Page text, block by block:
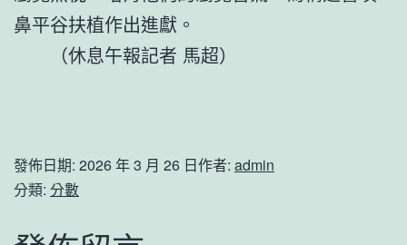
鼻平谷扶植作出進獻。
（休息午報記者 馬超）
發佈日期: 2026 年 3 月 26 日作者: admin
分類: 分數